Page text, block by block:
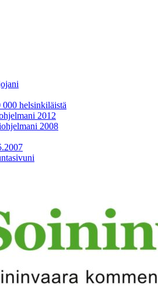
000 helsinkiläistä
2012
2008